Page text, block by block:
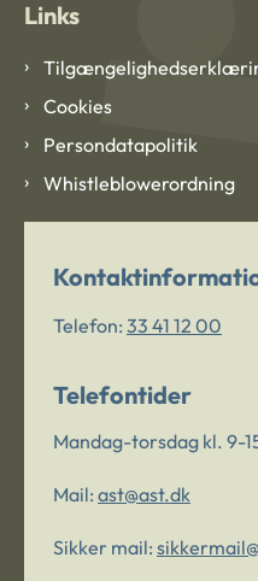
Links
Cookies
Persondatapolitik
Whistleblowerordning
Telefon: 33 41 12 00
Telefontider
Mandag-torsdag kl. 9-
Mail: ast@ast.dk
Sikker mail: